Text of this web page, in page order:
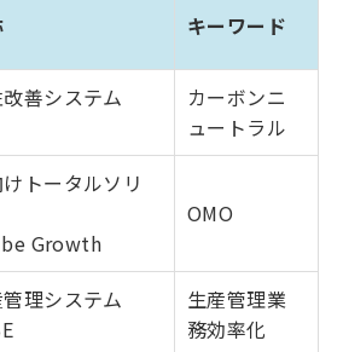
キーワード
善システム
カーボンニ
ュートラル
トータルソリ
Growth
OMO
理システム
生産管理業
務効率化